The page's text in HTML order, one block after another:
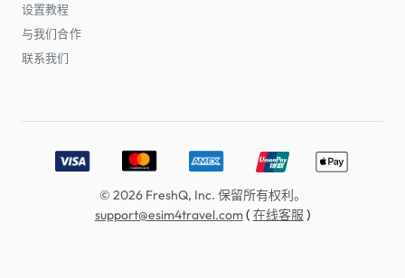
设置教程
与我们合作
联系我们
Accepted payment methods: Visa, MasterCard, American
© 2026 FreshQ, Inc. 保留所有权利。
support@esim4travel.com( 在线客服 )